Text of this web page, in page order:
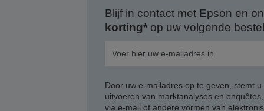
Blijf in contact met Epson en
korting*op uw volgende
Door uw e-mailadres op te geven, stemt
uitvoeren van marktanalyses en
via e-mail of andere vormen van